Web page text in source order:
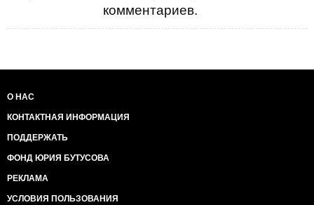
комментариев.
О НАС
КОНТАКТНАЯ ИНФОРМАЦИЯ
ПОДДЕРЖАТЬ
ФОНД ЮРИЯ БУТУСОВА
РЕКЛАМА
УСЛОВИЯ ПОЛЬЗОВАНИЯ